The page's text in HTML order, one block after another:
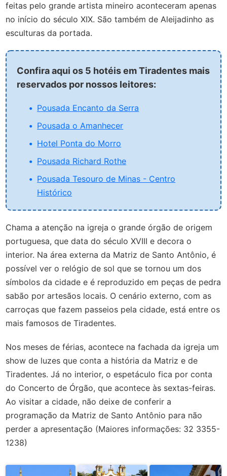
feitas pelo grande artista mineiro aconteceram apenas
no início do século XIX. São também de Aleijadinho as
esculturas da portada.
Confira aqui os 5 hotéis em Tiradentes mais
reservados por nossos leitores:
Pousada Encanto da Serra
Pousada o Amanhecer
Hotel Ponta do Morro
Pousada Richard Rothe
Pousada Tesouro de Minas - Centro
Histórico
Chama a atenção na igreja o grande órgão de origem
portuguesa, que data do século XVIII e decora o
interior. Na área externa da Matriz de Santo Antônio, é
possível ver o relógio de sol que se tornou um dos
símbolos da cidade e é reproduzido em peças de pedra
sabão por artesãos locais. O cenário externo, com as
carroças que fazem passeios pela cidade, está entre os
mais famosos de Tiradentes.
Nos meses de férias, acontece na fachada da igreja um
show de luzes que conta a história da Matriz e de
Tiradentes. Já no interior, o espetáculo fica por conta
do Concerto de Órgão, que acontece às sextas-feiras.
Ao visitar a cidade, não deixe de conferir a
programação da Matriz de Santo Antônio para não
perder a apresentação (Maiores informações: 32 3355-
1238)